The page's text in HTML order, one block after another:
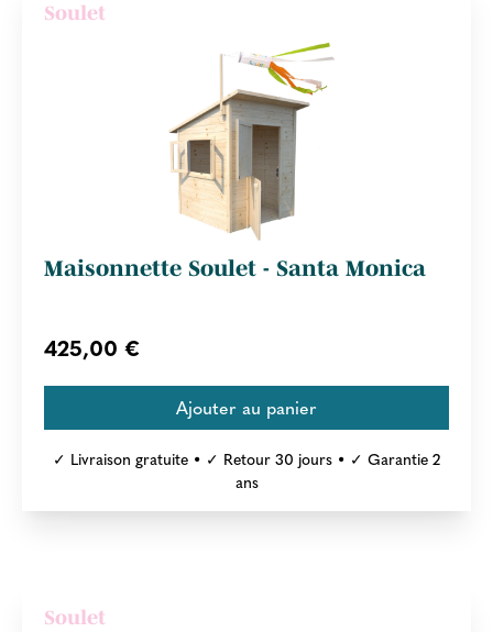
Soulet
Maisonnette Soulet - Santa Monica
425,00 €
✓ Livraison gratuite • ✓ Retour 30 jours • ✓ Garantie 2
ans
Soulet